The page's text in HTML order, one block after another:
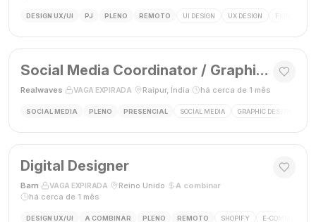
DESIGN UX/UI PJ PLENO REMOTO UI DESIGN UX DESIGN FIGMA
Social Media Coordinator / Graphic Designer
Realwaves VAGA EXPIRADA Raipur, Índia há cerca de 1 mês
SOCIAL MEDIA PLENO PRESENCIAL SOCIAL MEDIA GRAPHIC DESIGN
Digital Designer
Barn VAGA EXPIRADA Reino Unido A combinar·
há cerca de 1 mês
DESIGN UX/UI A COMBINAR PLENO REMOTO SHOPIFY E-COMMERCE